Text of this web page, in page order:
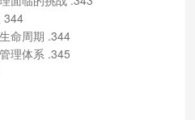
344
命周期 .344
理体系 .345